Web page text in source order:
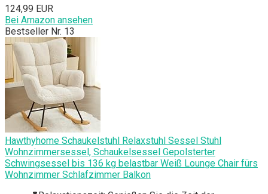
124,99 EUR
Bei Amazon ansehen
Bestseller Nr. 13
Hawthyhome Schaukelstuhl Relaxstuhl Sessel Stuhl
Wohnzimmersessel, Schaukelsessel Gepolsterter
Schwingsessel bis 136 kg belastbar Weiß Lounge Chair fürs
Wohnzimmer Schlafzimmer Balkon